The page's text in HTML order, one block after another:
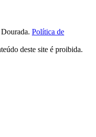
Política de
deste site é proibida.